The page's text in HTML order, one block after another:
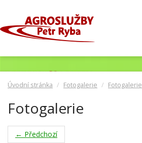
Úvodní stránka Fotogalerie Fotogalerie
Fotogalerie
← Předchozí